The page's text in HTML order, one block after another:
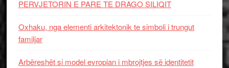
PERVJETORIN E PARE TE DRAGO SILIQIT
Oxhaku, nga elementi arkitektonik te simboli i trungut
familjar
Arbëreshët si model evropian i mbrojtjes së identitetit